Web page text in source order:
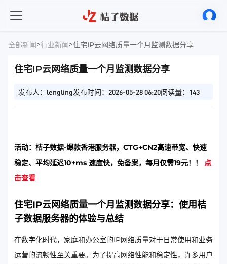
全部新闻>行业新闻>住宅IP云网络质量一个月监测数据分享
住宅IP云网络质量一个月监测数据分享
发布人：lengling发布时间：2026-05-28 06:20阅读量：143
活动：桔子数据-爆款香港服务器，CTG+CN2高速带宽、快速
稳定、平均延迟10+ms 速度快，免备案，每月仅需19元！！ 点
击查看
住宅IP云网络质量一个月监测数据分享：使用桔
子数据服务器的体验与总结
在数字化时代，家庭和办公室的IP网络质量对于日常使用和业务
运营的流畅性至关重要。为了提高网络性能和稳定性，许多用户